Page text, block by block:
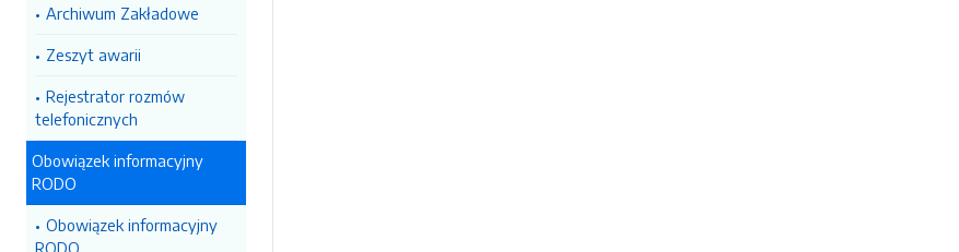
Archiwum Zakładowe
Zeszyt awarii
Rejestrator rozmów
telefonicznych
Obowiązek informacyjny
RODO
Obowiązek informacyjny
RODO